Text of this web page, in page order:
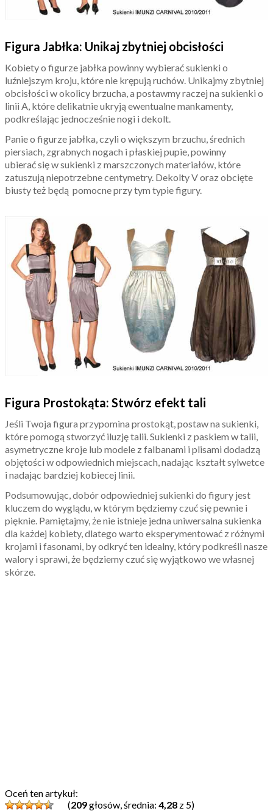
Figura Jabłka: Unikaj zbytniej obcisłości
Kobiety o figurze jabłka powinny wybierać sukienki o
luźniejszym kroju, które nie krępują ruchów. Unikajmy zbytniej
obcisłości w okolicy brzucha, a postawmy raczej na sukienki o
linii A, które delikatnie ukryją ewentualne mankamenty,
podkreślając jednocześnie nogi i dekolt.
Panie o figurze jabłka, czyli o większym brzuchu, średnich
piersiach, zgrabnych nogach i płaskiej pupie, powinny
ubierać się w sukienki z marszczonych materiałów, które
zatuszują niepotrzebne centymetry. Dekolty V oraz obcięte
biusty też będą pomocne przy tym typie figury.
Figura Prostokąta: Stwórz efekt tali
Jeśli Twoja figura przypomina prostokąt, postaw na sukienki,
które pomogą stworzyć iluzję talii. Sukienki z paskiem w talii,
asymetryczne kroje lub modele z falbanami i plisami dodadzą
objętości w odpowiednich miejscach, nadając kształt sylwetce
i nadając bardziej kobiecej linii.
Podsumowując, dobór odpowiedniej sukienki do figury jest
kluczem do wyglądu, w którym będziemy czuć się pewnie i
pięknie. Pamiętajmy, że nie istnieje jedna uniwersalna sukienka
dla każdej kobiety, dlatego warto eksperymentować z różnymi
krojami i fasonami, by odkryć ten idealny, który podkreśli nasze
walory i sprawi, że będziemy czuć się wyjątkowo we własnej
skórze.
Oceń ten artykuł:
(209głosów, średnia: 4,28 z 5)